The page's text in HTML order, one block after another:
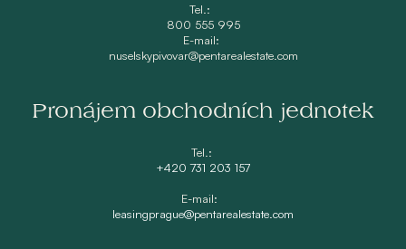
Tel.:
800 555 995
E-mail:
nuselskypivovar@pentarealestate.com
Pronájem obchodních jednotek
Tel.:
+420 731 203 157
E-mail:
leasingprague@pentarealestate.com